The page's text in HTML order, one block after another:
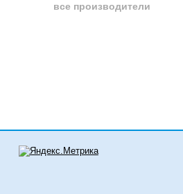
все производители